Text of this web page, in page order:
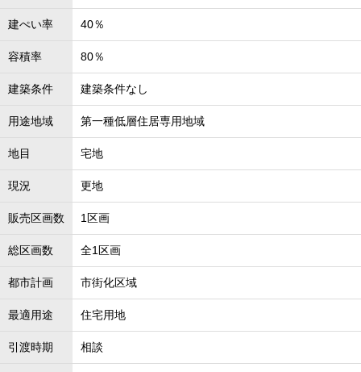
建ぺい率 40％
容積率 80％
建築条件 建築条件なし
用途地域 第一種低層住居専用地域
地目 宅地
現況 更地
販売区画数 1区画
総区画数 全1区画
都市計画 市街化区域
最適用途 住宅用地
引渡時期 相談